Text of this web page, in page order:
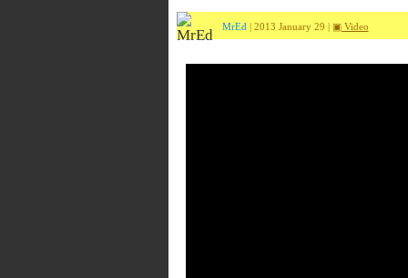
MrEd | 2013 January 29 | ▣ Video